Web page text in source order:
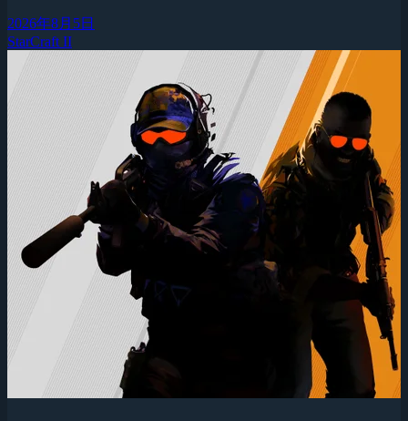
2026年8月5日
StarCraft II